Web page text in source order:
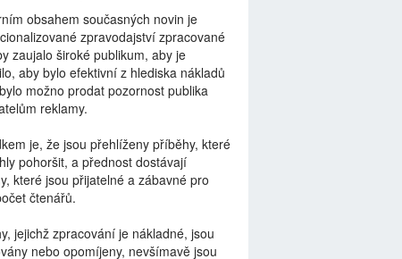
obsahem současných novin je
zpravodajství zpracované
zaujalo široké publikum, aby je
aby bylo efektivní z hlediska nákladů
možno prodat pozornost publika
reklamy.
je, že jsou přehlíženy příběhy, které
pohoršit, a přednost dostávají
které jsou přijatelné a zábavné pro
čtenářů.
jejichž zpracování je nákladné, jsou
nebo opomíjeny, nevšímavě jsou